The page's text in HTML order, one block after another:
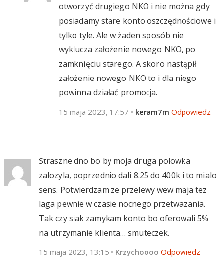
otworzyć drugiego NKO i nie można gdy
posiadamy stare konto oszczędnościowe i
tylko tyle. Ale w żaden sposób nie
wyklucza założenie nowego NKO, po
zamknięciu starego. A skoro nastąpił
założenie nowego NKO to i dla niego
powinna działać promocja.
15 maja 2023, 17:57 • keram7m Odpowiedz
Straszne dno bo by moja druga polowka
zalozyla, poprzednio dali 8.25 do 400k i to mialo
sens. Potwierdzam ze przelewy wew maja tez
laga pewnie w czasie nocnego przetwazania.
Tak czy siak zamykam konto bo oferowali 5%
na utrzymanie klienta… smuteczek.
15 maja 2023, 13:15 • Krzychoooo Odpowiedz